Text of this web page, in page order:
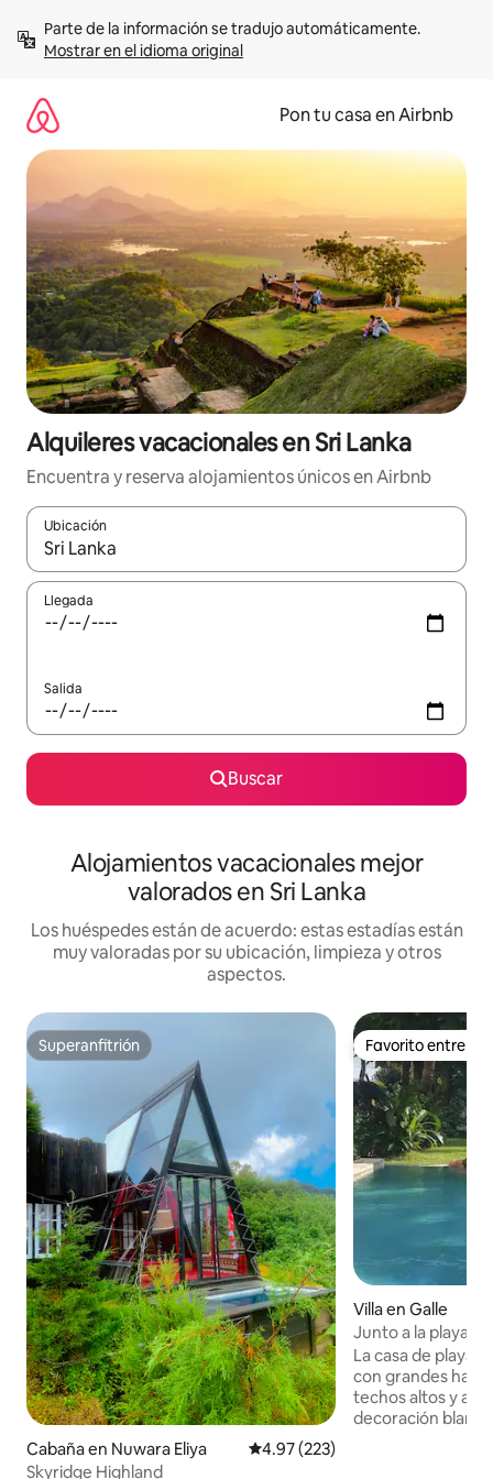
contenidoMostrar en el idioma original
Pon tu casa en Airbnb
Alquileres vacacionales en Sri Lanka
Encuentra y reserva alojamientos únicos en Airbnb
Ubicación
Cuando los resultados estén disponibles, navega con las
Llegada
Salida
Buscar
Alojamientos vacacionales mejor
valorados en Sri Lanka
Los huéspedes están de acuerdo: estas estadías están
muy valoradas por su ubicación, limpieza y otros
aspectos.
Superanfitrión
Superanfitrión
Cabaña en Nuwara Eliya Calificación promedio: 4.97 de
4.97 (223)
Skyridge Highland
Favorito entre
Favorito entre
Villa en Galle
Junto a la playa
relájate y disfruta
La casa de playa
con grandes
techos altos y
decoración